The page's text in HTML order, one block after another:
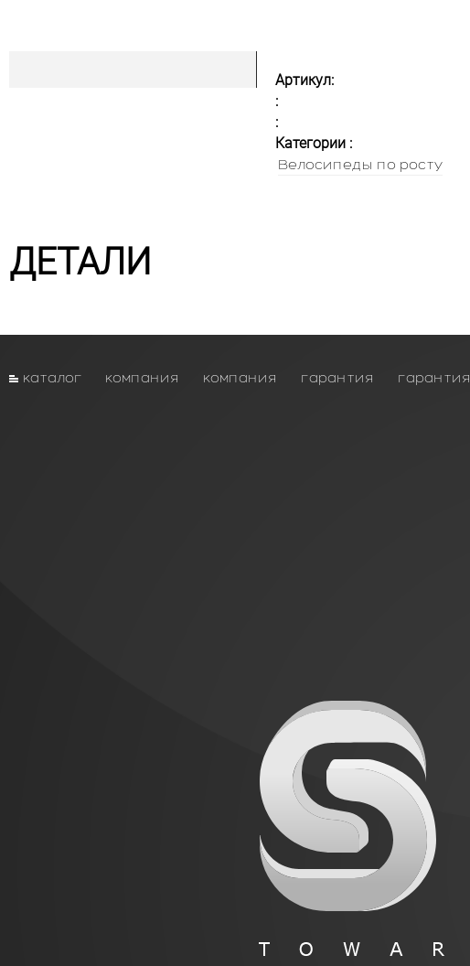
Артикул:
:
:
Категории :
Велосипеды по росту
ДЕТАЛИ
каталог компания компания гарантия гарантия